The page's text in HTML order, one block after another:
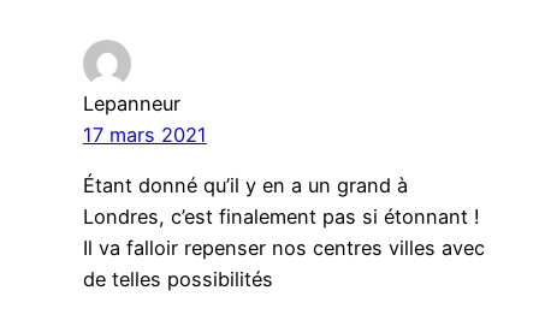
Lepanneur
17 mars 2021
Étant donné qu’il y en a un grand à
Londres, c’est finalement pas si étonnant !
Il va falloir repenser nos centres villes avec
de telles possibilités